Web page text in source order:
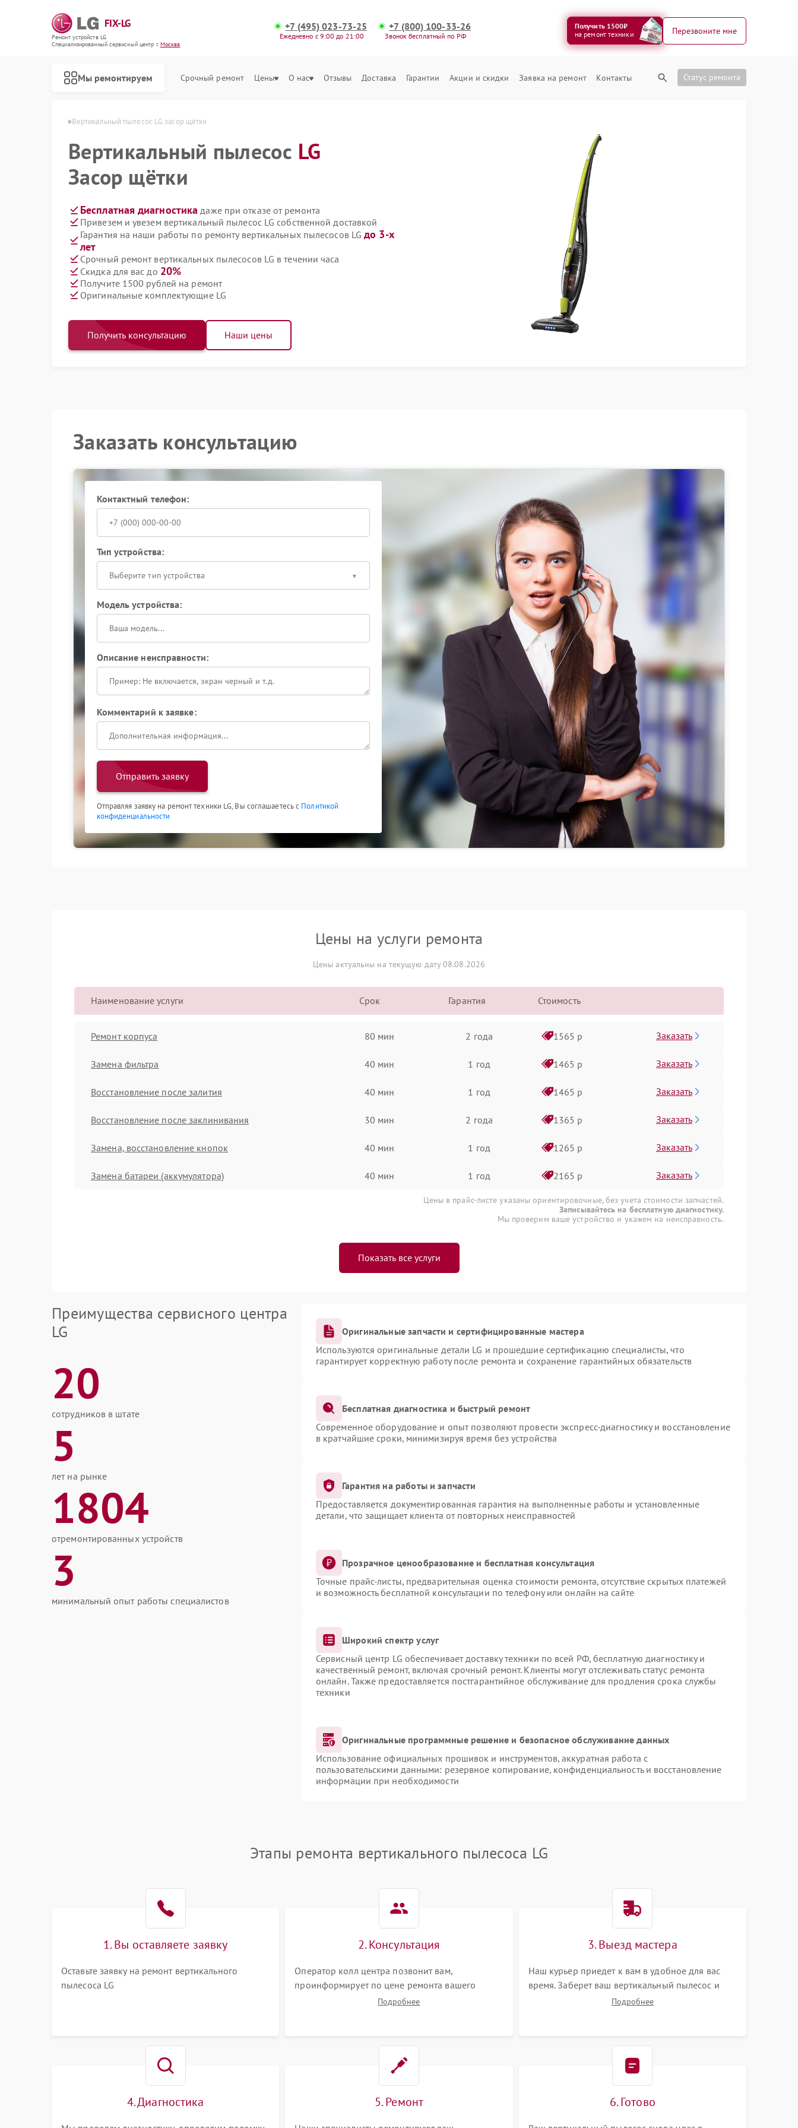
FIX-LG
Ремонт устройств LG
Специализированный cервисный центр г.Москва
+7 (495) 023-73-25
Ежедневно с 9:00 до 21:00
+7 (800) 100-33-26
Звонок бесплатный по РФ
Получить 1500₽
на ремонт техники
Перезвоните мне
Мы ремонтируем Срочный ремонт Цены О нас Отзывы Доставка Гарантии Акции и скидки Заявка на ремонт Контакты Статус ремонта
Вертикальный пылесос LG засор щётки
Вертикальный пылесос LG
Засор щётки
Бесплатная диагностика даже при отказе от ремонта
Привезем и увезем вертикальный пылесос LG собственной доставкой
Гарантия на наши работы по ремонту вертикальных пылесосов LGдо 3-х
лет
Срочный ремонт вертикальных пылесосов LG в течении часа
Скидка для вас до 20%
Получите 1500 рублей на ремонт
Оригинальные комплектующие LG
Получить консультацию Наши цены
Заказать консультацию
Контактный телефон:
Тип устройства:
Выберите тип устройства
Модель устройства:
Описание неисправности:
Комментарий к заявке:
Отправить заявку
Отправляя заявку на ремонт техники LG, Вы соглашаетесь с Политикой
конфиденциальности
Цены на услуги ремонта
Цены актуальны на текущую дату 08.08.2026
Наименование услуги Срок Гарантия Стоимость
Ремонт корпуса 80 мин 2 года 1565 р Заказать
Замена фильтра 40 мин 1 год 1465 р Заказать
Восстановление после залития 40 мин 1 год 1465 р Заказать
Восстановление после заклинивания 30 мин 2 года 1365 р Заказать
Замена, восстановление кнопок 40 мин 1 год 1265 р Заказать
Замена батареи (аккумулятора) 40 мин 1 год 2165 р Заказать
Цены в прайс-листе указаны ориентировочные, без учета стоимости запчастей.
Записывайтесь на бесплатную диагностику.
Мы проверим ваше устройство и укажем на неисправность.
Показать все услуги
Преимущества сервисного центра
LG
20
сотрудников в штате
5
лет на рынке
1804
отремонтированных устройств
3
минимальный опыт работы специалистов
Оригинальные запчасти и сертифицированные мастера
Используются оригинальные детали LG и прошедшие сертификацию специалисты, что
гарантирует корректную работу после ремонта и сохранение гарантийных обязательств
Бесплатная диагностика и быстрый ремонт
Современное оборудование и опыт позволяют провести экспресс-диагностику и восстановление
в кратчайшие сроки, минимизируя время без устройства
Гарантия на работы и запчасти
Предоставляется документированная гарантия на выполненные работы и установленные
детали, что защищает клиента от повторных неисправностей
Прозрачное ценообразование и бесплатная консультация
Точные прайс-листы, предварительная оценка стоимости ремонта, отсутствие скрытых платежей
и возможность бесплатной консультации по телефону или онлайн на сайте
Широкий спектр услуг
Сервисный центр LG обеспечивает доставку техники по всей РФ, бесплатную диагностику и
качественный ремонт, включая срочный ремонт. Клиенты могут отслеживать статус ремонта
онлайн. Также предоставляется постгарантийное обслуживание для продления срока службы
техники
Оригинальные программные решение и безопасное обслуживание данных
Использование официальных прошивок и инструментов, аккуратная работа с
пользовательскими данными: резервное копирование, конфиденциальность и восстановление
информации при необходимости
Этапы ремонта вертикального пылесоса LG
1. Вы оставляете заявку
Оставьте заявку на ремонт вертикального
пылесоса LG
2. Консультация
Оператор колл центра позвонит вам,
проинформирует по цене ремонта вашего
вертикального пылесоса а также ответит на все
Подробнее
3. Выезд мастера
Наш курьер приедет к вам в удобное для вас
время. Заберет ваш вертикальный пылесос и
привезет на склад для диагностики.
Подробнее
4. Диагностика 5. Ремонт 6. Готово